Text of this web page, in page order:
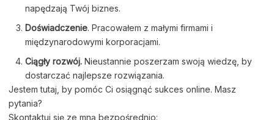
napędzają Twój biznes.
Doświadczenie. Pracowałem z małymi firmami i
międzynarodowymi korporacjami.
Ciągły rozwój. Nieustannie poszerzam swoją wiedzę, by
dostarczać najlepsze rozwiązania.
Jestem tutaj, by pomóc Ci osiągnąć sukces online. Masz
pytania?
Skontaktuj się ze mną bezpośrednio: